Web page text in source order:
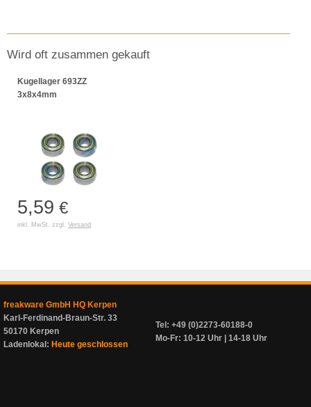
Wird oft zusammen gekauft
Kugellager 693ZZ
3x8x4mm
5,59 €
inkl. MwSt. zzgl. Versand
freakware GmbH HQ Kerpen
Karl-Ferdinand-Braun-Str. 33
50170 Kerpen
Ladenlokal: Heute geschlossen
Tel: +49 (0)2273-60188-0
Mo-Fr: 10-12 Uhr | 14-18 Uhr